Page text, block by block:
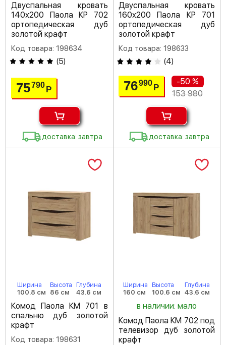
Двуспальная кровать
140х200 Паола КР 702
ортопедическая дуб
золотой крафт
Код товара: 198634
(5)
75790Р
доставка: завтра
Двуспальная кровать
160х200 Паола КР 701
ортопедическая дуб
золотой крафт
Код товара: 198633
(4)
76990 Р
-50 %
153 980
доставка: завтра
Ширина
100.8 см
Высота
86 см
Глубина
43.6 см
Комод Паола КМ 701 в
спальню дуб золотой
крафт
Код товара: 198631
Ширина
160 см
Высота
100.6 см
Глубина
43.6 см
в наличии: мало
Комод Паола КМ 702 под
телевизор дуб золотой
крафт